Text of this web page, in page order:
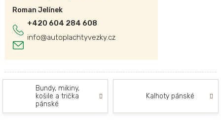
Roman Jelínek
info@autoplachtyvezky.cz
+420 604 284 608
Bundy, mikiny,
košile a trička
pánské
Kalhoty pánské